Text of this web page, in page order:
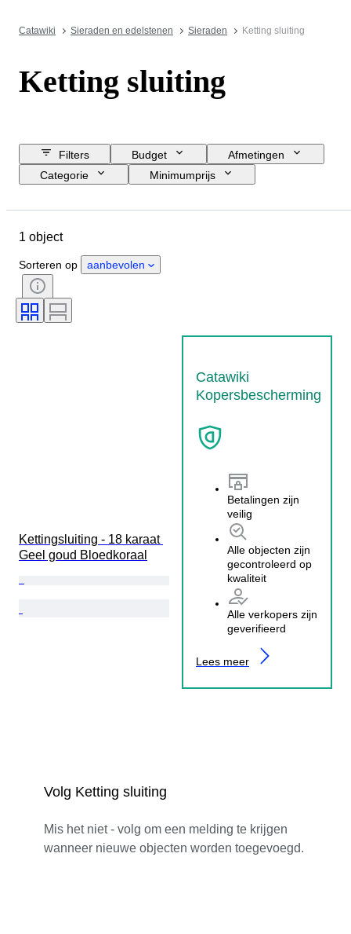
Catawiki Sieraden en edelstenen Sieraden Ketting sluiting
Ketting sluiting
Filters Budget
Afmetingen
Categorie
Minimumprijs
Materiaal
Steen
Fijnheid
Stijl
1 object
Sorteren op aanbevolen
Kettingsluiting - 18 karaat
Geel goud Bloedkoraal
Catawiki
Kopersbescherming
Betalingen zijn
veilig
Alle objecten zijn
gecontroleerd op
kwaliteit
Alle verkopers zijn
geverifieerd
Lees meer
Volg Ketting sluiting
Mis het niet - volg om een melding te krijgen
wanneer nieuwe objecten worden toegevoegd.